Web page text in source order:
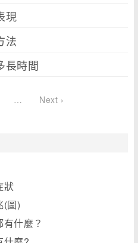
現
法
長時間
… Next ›
狀
(圖)
什麼？